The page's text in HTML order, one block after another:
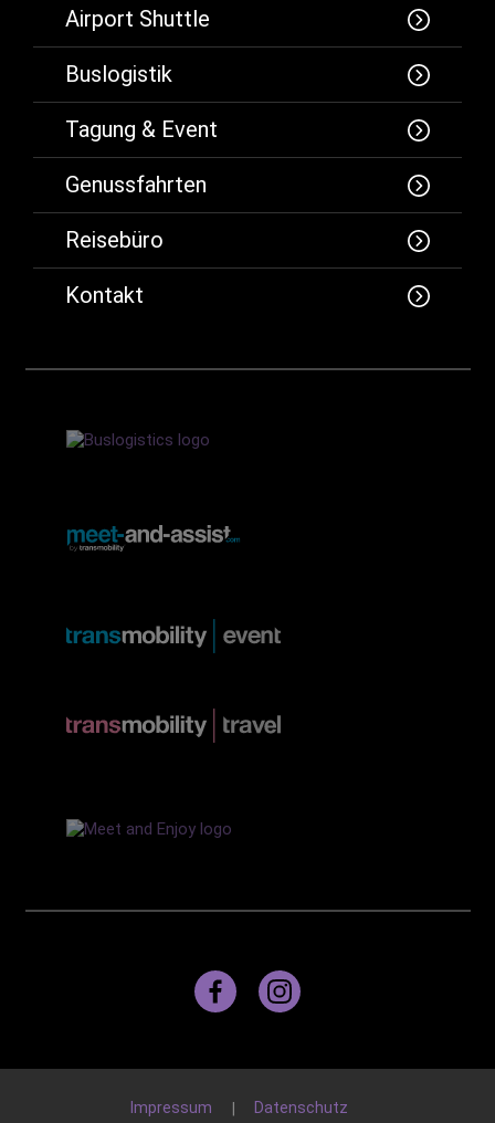
Airport Shuttle
Buslogistik
Tagung & Event
Genussfahrten
Reisebüro
Kontakt
Impressum Datenschutz